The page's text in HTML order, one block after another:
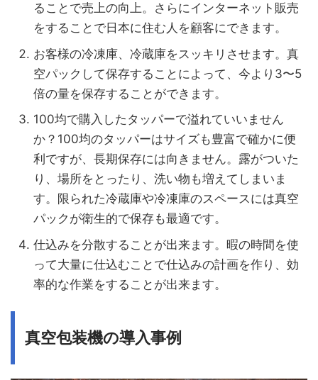
ることで売上の向上。さらにインターネット販売
をすることで日本に住む人を顧客にできます。
お客様の冷凍庫、冷蔵庫をスッキリさせます。真
空パックして保存することによって、今より3〜5
倍の量を保存することができます。
100均で購入したタッパーで溢れていいません
か？100均のタッパーはサイズも豊富で確かに便
利ですが、長期保存には向きません。露がついた
り、場所をとったり、洗い物も増えてしまいま
す。限られた冷蔵庫や冷凍庫のスペースには真空
パックが衛生的で保存も最適です。
仕込みを分散することが出来ます。暇の時間を使
って大量に仕込むことで仕込みの計画を作り、効
率的な作業をすることが出来ます。
真空包装機の導入事例